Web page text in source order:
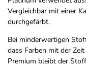
Vergleichbar mit einer
durchgefärbt.
Bei minderwertigen
dass Farben mit der
Premium bleibt der